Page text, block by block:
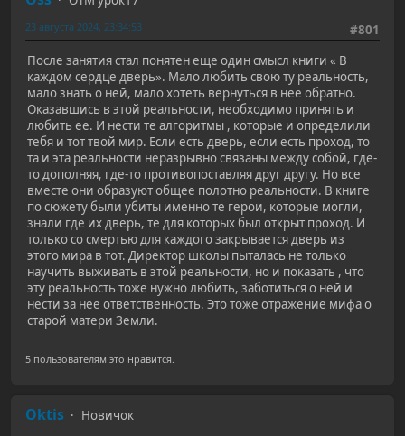
#801
23 августа 2024, 23:34:53
После занятия стал понятен еще один смысл книги « В
каждом сердце дверь». Мало любить свою ту реальность,
мало знать о ней, мало хотеть вернуться в нее обратно.
Оказавшись в этой реальности, необходимо принять и
любить ее. И нести те алгоритмы , которые и определили
тебя и тот твой мир. Если есть дверь, если есть проход, то
та и эта реальности неразрывно связаны между собой, где-
то дополняя, где-то противопоставляя друг другу. Но все
вместе они образуют общее полотно реальности. В книге
по сюжету были убиты именно те герои, которые могли,
знали где их дверь, те для которых был открыт проход. И
только со смертью для каждого закрывается дверь из
этого мира в тот. Директор школы пыталась не только
научить выживать в этой реальности, но и показать , что
эту реальность тоже нужно любить, заботиться о ней и
нести за нее ответственность. Это тоже отражение мифа о
старой матери Земли.
5 пользователям это нравится.
Oktis
Новичок